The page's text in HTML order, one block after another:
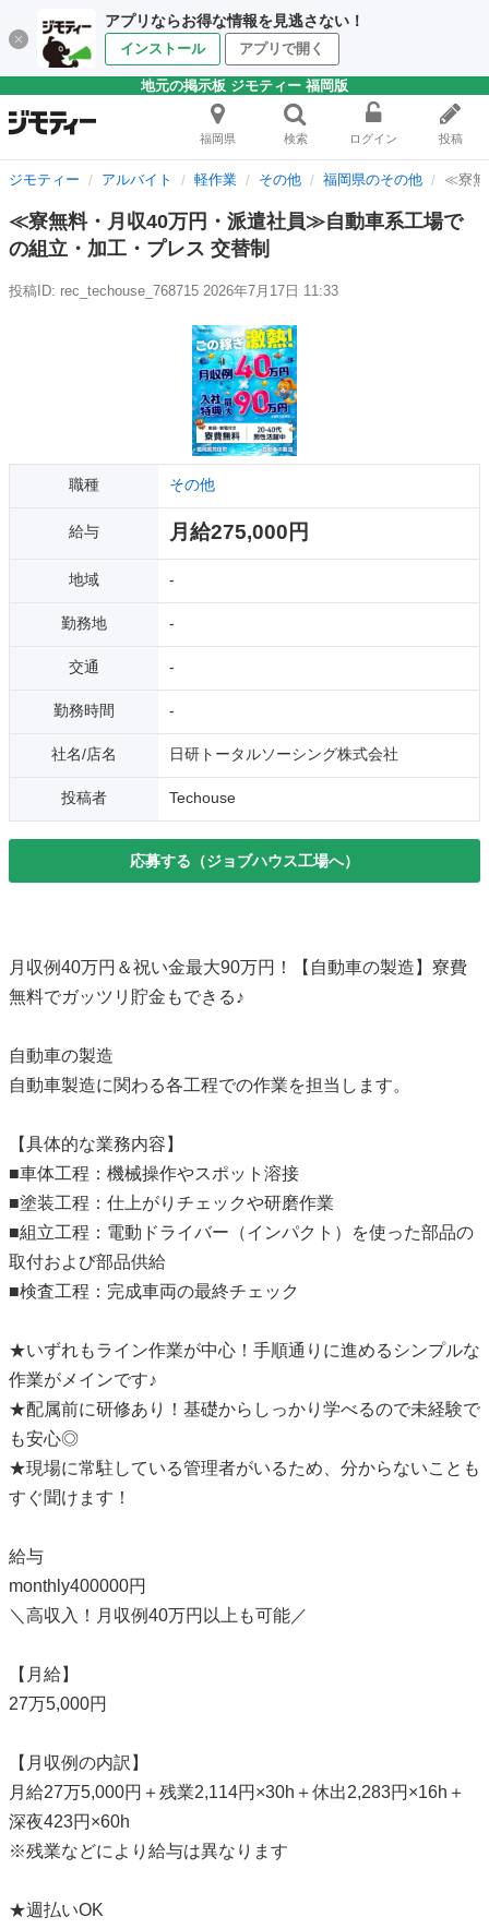
アプリならお得な情報を見逃さない！
インストール アプリで開く
地元の掲示板 ジモティー 福岡版
福岡県 検索 ログイン 投稿
ジモティー アルバイト 軽作業 その他 福岡県のその他 ≪寮無
≪寮無料・月収40万円・派遣社員≫自動車系工場で
の組立・加工・プレス 交替制
投稿ID: rec_techouse_768715 2026年7月17日 11:33
職種 その他
給与 月給275,000円
地域 -
勤務地 -
交通 -
勤務時間 -
社名/店名 日研トータルソーシング株式会社
投稿者 Techouse
応募する（ジョブハウス工場へ）
月収例40万円＆祝い金最大90万円！【自動車の製造】寮費
無料でガッツリ貯金もできる♪
自動車の製造
自動車製造に関わる各工程での作業を担当します。
【具体的な業務内容】
■車体工程：機械操作やスポット溶接
■塗装工程：仕上がりチェックや研磨作業
■組立工程：電動ドライバー（インパクト）を使った部品の
取付および部品供給
■検査工程：完成車両の最終チェック
★いずれもライン作業が中心！手順通りに進めるシンプルな
作業がメインです♪
★配属前に研修あり！基礎からしっかり学べるので未経験で
も安心◎
★現場に常駐している管理者がいるため、分からないことも
すぐ聞けます！
給与
monthly400000円
＼高収入！月収例40万円以上も可能／
【月給】
27万5,000円
【月収例の内訳】
月給27万5,000円＋残業2,114円×30h＋休出2,283円×16h＋
深夜423円×60h
※残業などにより給与は異なります
★週払いOK